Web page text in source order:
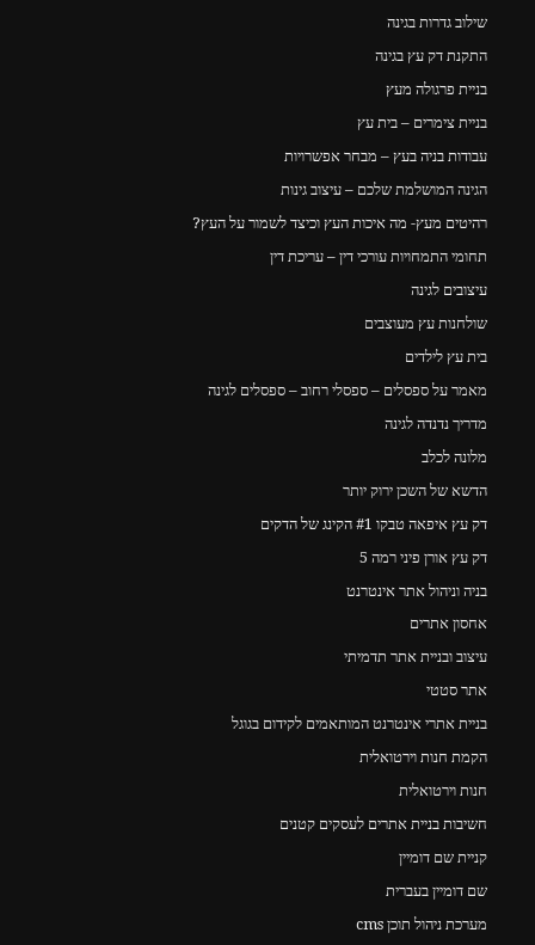
שילוב גדרות בגינה
התקנת דק עץ בגינה
בניית פרגולה מעץ
בניית צימרים – בית עץ
עבודות בניה בעץ – מבחר אפשרויות
הגינה המושלמת שלכם – עיצוב גינות
רהיטים מעץ- מה איכות העץ וכיצד לשמור על העץ?
תחומי התמחויות עורכי דין – עריכת דין
עיצובים לגינה
שולחנות עץ מעוצבים
בית עץ לילדים
מאמר על ספסלים – ספסלי רחוב – ספסלים לגינה
מדריך נדנדה לגינה
מלונה לכלב
הדשא של השכן ירוק יותר
דק עץ איפאה טבקו #1 הקינג של הדקים
דק עץ אורן פיני רמה 5
בניה וניהול אתר אינטרנט
אחסון אתרים
עיצוב ובניית אתר תדמיתי
אתר סטטי
בניית אתרי אינטרנט המותאמים לקידום בגוגל
הקמת חנות וירטואלית
חנות וירטואלית
חשיבות בניית אתרים לעסקים קטנים
קניית שם דומיין
שם דומיין בעברית
מערכת ניהול תוכן cms